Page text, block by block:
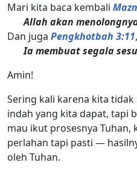
Mari kita baca kembali
Allah akan
Dan juga Pengkhotbah 3:11,
Ia membuat segala
Amin!
Sering kali karena kita
indah yang kita dapat, tapi
mau ikut prosesnya
perlahan tapi pasti —
oleh Tuhan.